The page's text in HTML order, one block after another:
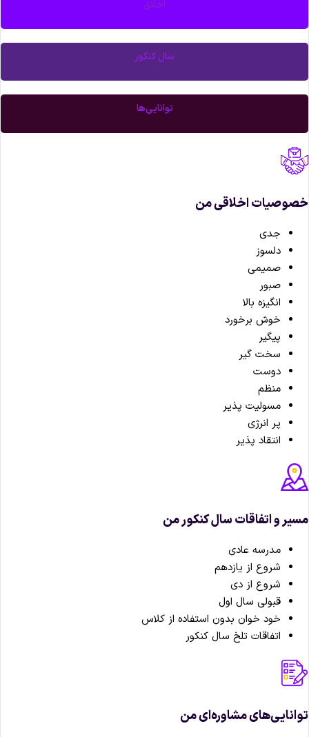
اخلاق
سال کنکور
توانایی‌ها
اخلاقی من
جدی
دلسوز
صمیمی
صبور
انگیزه بالا
خوش برخورد
پیگیر
سخت گیر
دوست
منظم
مسولیت پذیر
پر انرژی
انتقاد پذیر
و اتفاقات سال کنکور من
مدرسه عادی
شروع از یازدهم
شروع از دی
قبولی سال اول
خود خوان بدون استفاده از کلاس
اتفاقات تلخ سال کنکور
مشاوره‌ای من